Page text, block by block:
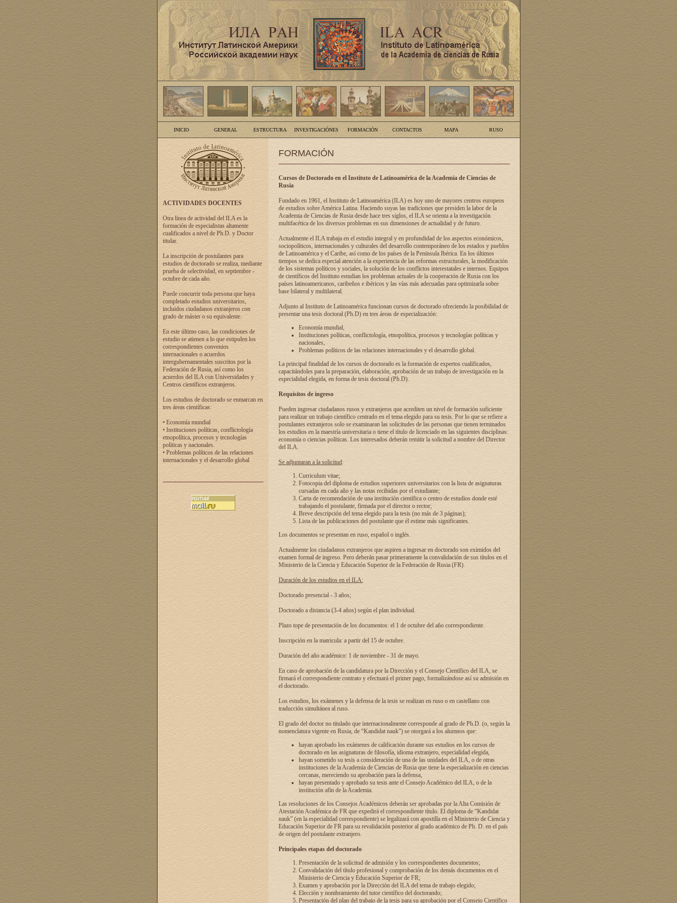
INICIO GENERAL ESTRUCTURA INVESTIGACIÓNES FORMACIÓN CONTACTOS MAPA RUSO
ACTIVIDADES DOCENTES
Otra línea de actividad del ILA es la
formación de especialistas altamente
cualificados a nivel de Ph.D. y Doctor
titular.
La inscripción de postulantes para
estudios de doctorado se realiza, mediante
prueba de selectividad, en septiembre -
octubre de cada año.
Puede concurrir toda persona que haya
completado estudios universitarios,
incluidos ciudadanos extranjeros con
grado de máster o su equivalente.
En este último caso, las condiciones de
estudio se atienen a lo que estipulen los
correspondientes convenios
internacionales o acuerdos
intergubernamentales suscritos por la
Federación de Rusia, así como los
acuerdos del ILA con Universidades y
Centros científicos extranjeros.
Los estudios de doctorado se enmarcan en
tres áreas científicas:
• Economía mundial
• Instituciones políticas, conflictología
etnopolítica, procesos y tecnologías
políticas y nacionales.
• Problemas políticos de las relaciones
internacionales y el desarrollo global
FORMACIÓN
Cursos de Doctorado en el Instituto de Latinoamérica de la Academia de Ciencias de
Rusia
Fundado en 1961, el Instituto de Latinoamérica (ILA) es hoy uno de mayores centros europeos
de estudios sobre América Latina. Haciendo suyas las tradiciones que presiden la labor de la
Academia de Ciencias de Rusia desde hace tres siglos, el ILA se orienta a la investigación
multifacética de los diversos problemas en sus dimensiones de actualidad y de futuro.
Actualmente el ILA trabaja en el estudio integral y en profundidad de los aspectos económicos,
sociopolíticos, internacionales y culturales del desarrollo contemporáneo de los estados y pueblos
de Latinoamérica y el Caribe, así como de los países de la Península Ibérica. En los últimos
tiempos se dedica especial atención a la experiencia de las reformas estructurales, la modificación
de los sistemas políticos y sociales, la solución de los conflictos interestatales e internos. Equipos
de científicos del Instituto estudian los problemas actuales de la cooperación de Rusia con los
países latinoamericanos, caribeños e ibéricos y las vías más adecuadas para optimizarla sobre
base bilateral y multilateral.
Adjunto al Instituto de Latinoamérica funcionan cursos de doctorado ofreciendo la posibilidad de
presentar una tesis doctoral (Ph.D) en tres áreas de especialización:
Economía mundial,
Instituciones políticas, conflictología, etnopolítica, procesos y tecnologías políticas y
nacionales,
Problemas políticos de las relaciones internacionales y el desarrollo global.
La principal finalidad de los cursos de doctorado es la formación de expertos cualificados,
capacitándoles para la preparación, elaboración, aprobación de un trabajo de investigación en la
especialidad elegida, en forma de tesis doctoral (Ph.D).
Requisitos de ingreso
Pueden ingresar ciudadanos rusos y extranjeros que acrediten un nivel de formación suficiente
para realizar un trabajo científico centrado en el tema elegido para su tesis. Por lo que se refiere a
postulantes extranjeros solo se examinaran las solicitudes de las personas que tienen terminados
los estudios en la maestría universitaria o tiene el título de licenciado en las siguientes disciplinas:
economía o ciencias políticas. Los interesados deberán remitir la solicitud a nombre del Director
del ILA.
Se adjuntaran a la solicitud:
Curriculum vitae;
Fotocopia del diploma de estudios superiores universitarios con la lista de asignaturas
cursadas en cada año y las notas recibidas por el estudiante;
Carta de recomendación de una institución científica o centro de estudios donde esté
trabajando el postulante, firmada por el director o rector;
Breve descripción del tema elegido para la tesis (no más de 3 páginas);
Lista de las publicaciones del postulante que él estime más significantes.
Los documentos se presentan en ruso, español o inglés.
Actualmente los ciudadanos extranjeros que aspiren a ingresar en doctorado son eximidos del
examen formal de ingreso. Pero deberán pasar primeramente la convalidación de sus títulos en el
Ministerio de la Ciencia y Educación Superior de la Federación de Rusia (FR).
Duración de los estudios en el ILA:
Doctorado presencial - 3 años;
Doctorado a distancia (3-4 años) según el plan individual.
Plazo tope de presentación de los documentos: el 1 de octubre del año correspondiente.
Inscripción en la matricula: a partir del 15 de octubre.
Duración del año académico: 1 de noviembre - 31 de mayo.
En caso de aprobación de la candidatura por la Dirección y el Consejo Científico del ILA, se
firmará el correspondiente contrato y efectuará el primer pago, formalizándose así su admisión en
el doctorado.
Los estudios, los exámenes y la defensa de la tesis se realizan en ruso o en castellano con
traducción simultánea al ruso.
El grado del doctor no titulado que internacionalmente corresponde al grado de Ph.D. (o, según la
nomenclatura vigente en Rusia, de “Kandidat nauk”) se otorgará a los alumnos que:
hayan aprobado los exámenes de calificación durante sus estudios en los cursos de
doctorado en las asignaturas de filosofía, idioma extranjero, especialidad elegida,
hayan sometido su tesis a consideración de una de las unidades del ILA, o de otras
instituciones de la Academia de Ciencias de Rusia que tiene la especialización en ciencias
cercanas, mereciendo su aprobación para la defensa,
hayan presentado y aprobado su tesis ante el Consejo Académico del ILA, o de la
institución afín de la Academia.
Las resoluciones de los Consejos Académicos deberán ser aprobadas por la Alta Comisión de
Atestación Académica de FR que expedirá el correspondiente título. El diploma de “Kandidat
nauk” (en la especialidad correspondiente) se legalizará con apostilla en el Ministerio de Ciencia y
Educación Superior de FR para su revalidación posterior al grado académico de Ph. D. en el país
de origen del postulante extranjero.
Principales etapas del doctorado
Presentación de la solicitud de admisión y los correspondientes documentos;
Convalidación del título profesional y comprobación de los demás documentos en el
Ministerio de Ciencia y Educación Superior de FR;
Examen y aprobación por la Dirección del ILA del tema de trabajo elegido;
Elección y nombramiento del tutor científico del doctorando;
Presentación del plan del trabajo de la tesis para su aprobación por el Consejo Científico